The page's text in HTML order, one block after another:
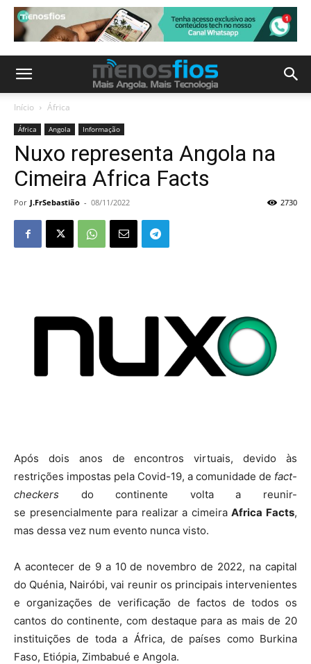
Início África
África Angola Informação
Nuxo representa Angola na
Cimeira Africa Facts
Por J.FrSebastião - 08/11/2022 2730
Após dois anos de encontros virtuais, devido às
restrições impostas pela Covid-19, a comunidade de fact-
checkers do continente volta a reunir-
se presencialmente para realizar a cimeiraAfrica Facts,
mas dessa vez num evento nunca visto.
A acontecer de 9 a 10 de novembro de 2022, na capital
do Quénia, Nairóbi, vai reunir os principais intervenientes
e organizações de verificação de factos de todos os
cantos do continente, com destaque para as mais de 20
instituições de toda a África, de países como Burkina
Faso, Etiópia, Zimbabué e Angola.